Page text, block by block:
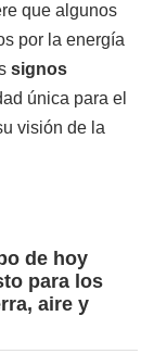
que algunos
por la energía
signos
única para el
visión de la
de hoy
para los
aire y